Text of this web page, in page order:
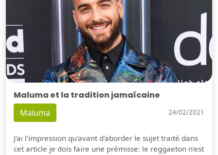
Maluma et la tradition jamaïcaine
Maluma 24/02/2021
J'ai l'impression qu'avant d'aborder le sujet traité dans
cet article je dois faire une prémisse: le reggaeton n'est